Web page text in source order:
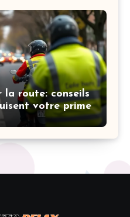
la route: conseils
votre prime